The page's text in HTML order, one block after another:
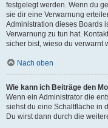
festgelegt werden. Wenn du
sie dir eine Verwarnung
Administration dieses Boards
Verwarnung zu tun hat.
sicher bist, wieso du verwarnt
Nach oben
Wie kann ich Beiträge den
Wenn ein Administrator die
siehst du eine Schaltfläche in
Du wirst dann durch die